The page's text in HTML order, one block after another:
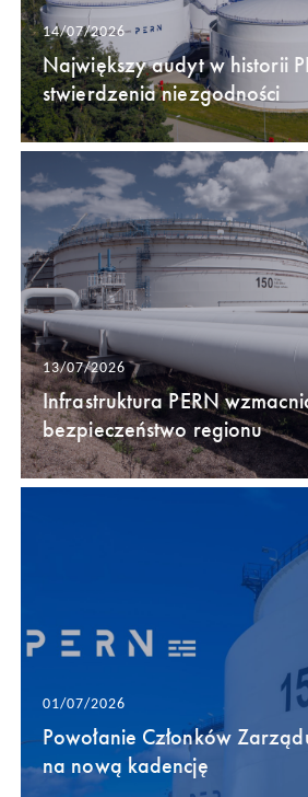
14/07/2026
Największy audyt w historii
stwierdzenia niezgodności
13/07/2026
Infrastruktura PERN
bezpieczeństwo regionu
01/07/2026
Powołanie Członków
na nową kadencję